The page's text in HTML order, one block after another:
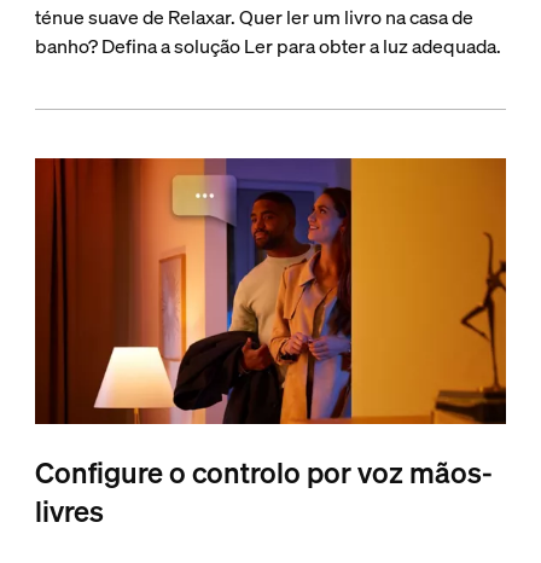
ténue suave de Relaxar. Quer ler um livro na casa de
banho? Defina a solução Ler para obter a luz adequada.
Configure o controlo por voz mãos-
livres